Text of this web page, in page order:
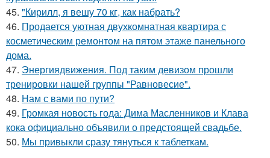
45. "Кирилл, я вешу 70 кг, как набрать?
46. Продается уютная двухкомнатная квартира с
косметическим ремонтом на пятом этаже панельного
дома.
47. Энергиядвижения. Под таким девизом прошли
тренировки нашей группы "Равновесие".
48. Нам с вами по пути?
49. Громкая новость года: Дима Масленников и Клава
кока официально объявили о предстоящей свадьбе.
50. Мы привыкли сразу тянуться к таблеткам.